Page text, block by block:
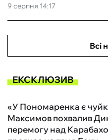
9 серпня 14:17
Всі
ЕКСКЛЮЗИВ
«У Пономаренка є
Максимов похвалив
перемогу над